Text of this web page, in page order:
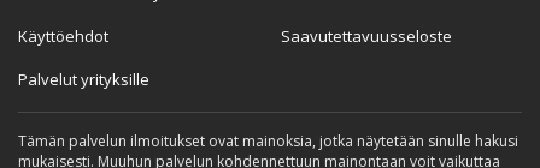
Käyttöehdot
Palvelut yrityksille
Saavutettavuusseloste
Tämän palvelun ilmoitukset ovat mainoksia, jotka näytetään sinulle hakusi
mukaisesti. Muuhun palvelun kohdennettuun mainontaan voit vaikuttaa